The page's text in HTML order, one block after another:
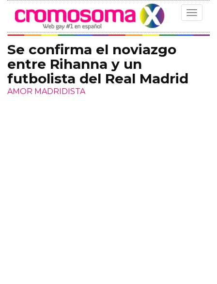
Toggle
Se confirma el noviazgo
entre Rihanna y un
futbolista del Real Madrid
AMOR MADRIDISTA